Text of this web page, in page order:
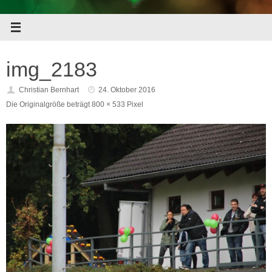
img_2183
Christian Bernhart
24. Oktober 2016
Die Originalgröße beträgt800 × 533 Pixel